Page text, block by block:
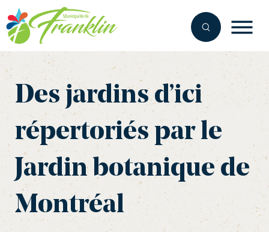
Aller
au
contenu
Des jardins d’ici
répertoriés par le
Jardin botanique de
Montréal